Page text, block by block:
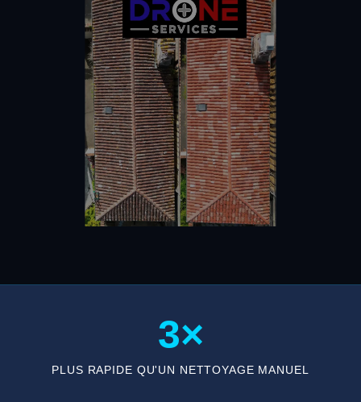
3×
PLUS RAPIDE QU'UN NETTOYAGE MANUEL